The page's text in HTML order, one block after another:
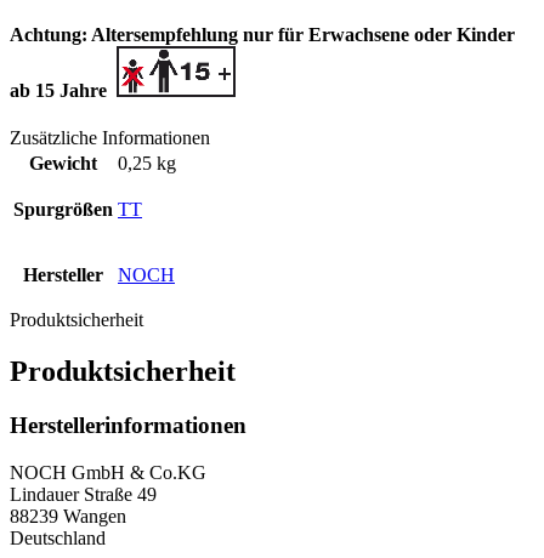
Achtung: Altersempfehlung nur für Erwachsene oder Kinder
ab 15 Jahre
Zusätzliche Informationen
Gewicht
0,25 kg
Spurgrößen TT
Hersteller NOCH
Produktsicherheit
Produktsicherheit
Herstellerinformationen
NOCH GmbH & Co.KG
Lindauer Straße 49
88239 Wangen
Deutschland